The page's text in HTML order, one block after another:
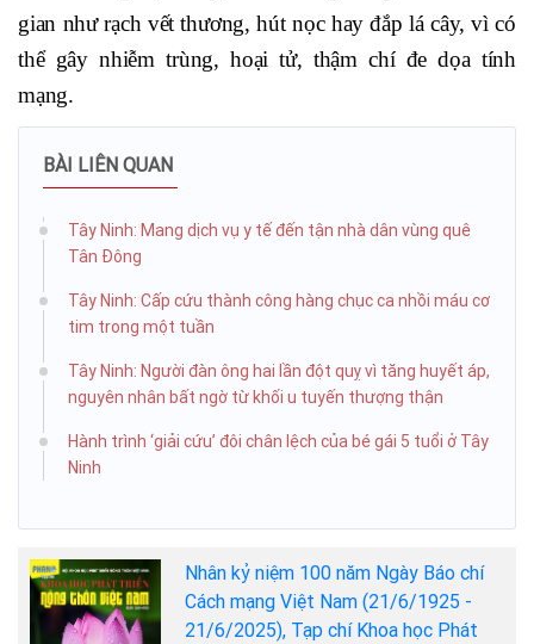
gian như rạch vết thương, hút nọc hay đắp lá cây, vì có
thể gây nhiễm trùng, hoại tử, thậm chí đe dọa tính
mạng.
BÀI LIÊN QUAN
Tây Ninh: Mang dịch vụ y tế đến tận nhà dân vùng quê
Tân Đông
Tây Ninh: Cấp cứu thành công hàng chục ca nhồi máu cơ
tim trong một tuần
Tây Ninh: Người đàn ông hai lần đột quỵ vì tăng huyết áp,
nguyên nhân bất ngờ từ khối u tuyến thượng thận
Hành trình ‘giải cứu’ đôi chân lệch của bé gái 5 tuổi ở Tây
Ninh
Nhân kỷ niệm 100 năm Ngày Báo chí
Cách mạng Việt Nam (21/6/1925 -
21/6/2025), Tạp chí Khoa học Phát